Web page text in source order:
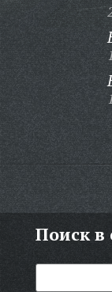
Поиск в